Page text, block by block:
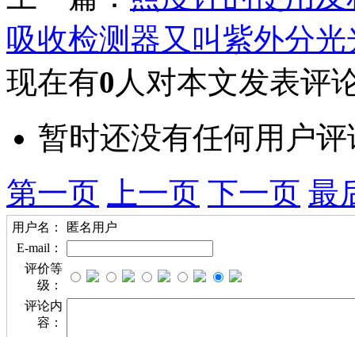
吸收检测器又叫紫外分光
现在有0 人对本文发表评
暂时还没有任何用户评
第一页
上一页 下一页 最
用户名：
匿名用户
E-mail：
评价等
级：
评论内
容：